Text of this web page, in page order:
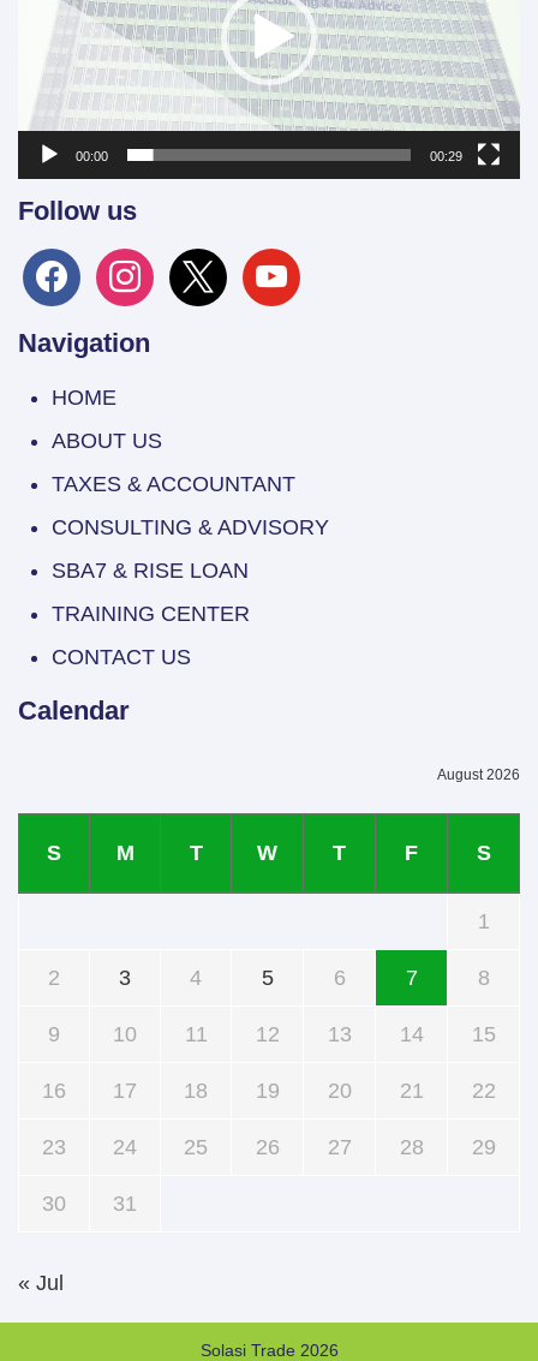
00:00 00:29
Follow us
facebookinstagram
x youtube
Navigation
HOME
ABOUT US
TAXES & ACCOUNTANT
CONSULTING & ADVISORY
SBA7 & RISE LOAN
TRAINING CENTER
CONTACT US
Calendar
August 2026
S M T W T F S
1
2 3 4 5 6 7 8
9 10 11 12 13 14 15
16 17 18 19 20 21 22
23 24 25 26 27 28 29
30 31
« Jul
Solasi Trade 2026